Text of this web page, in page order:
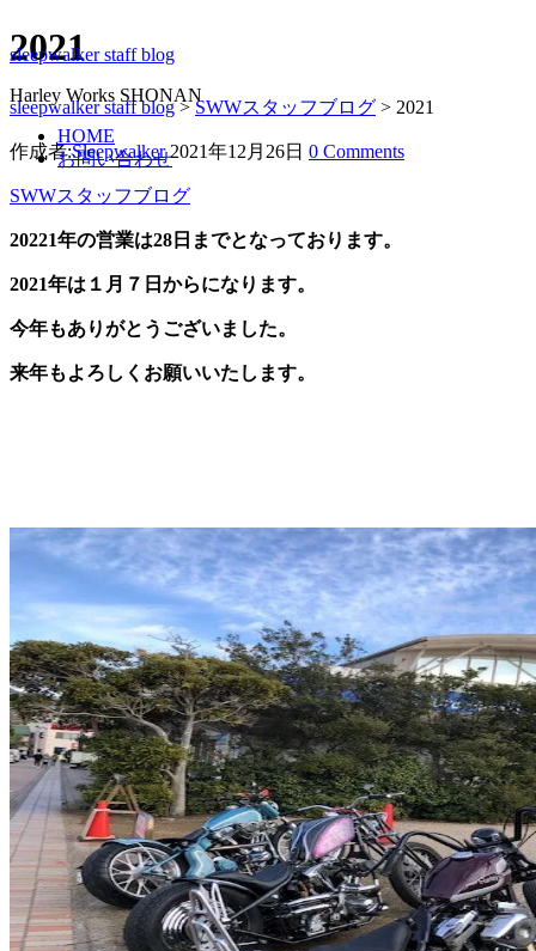
sleepwalker staff blog
Harley Works SHONAN
HOME
お問い合わせ
2021
sleepwalker staff blog>SWWスタッフブログ > 2021
作成者:Sleepwalker 2021年12月26日 0 Comments
SWWスタッフブログ
20221年の営業は28日までとなっております。
2021年は１月７日からになります。
今年もありがとうございました。
来年もよろしくお願いいたします。